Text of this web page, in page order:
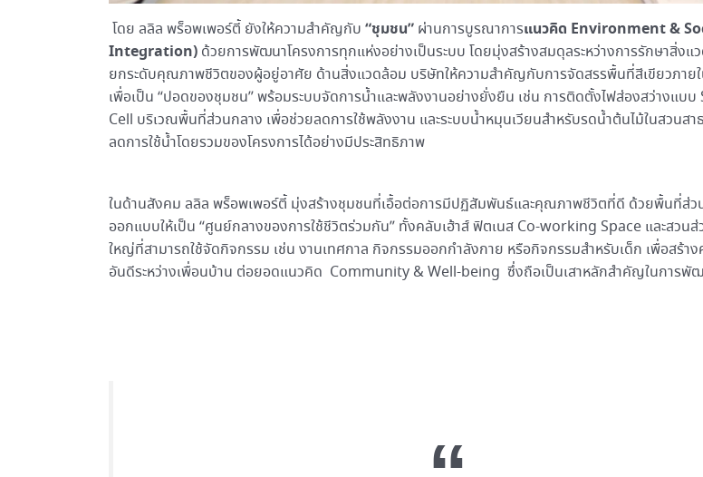
โดย ลลิล พร็อพเพอร์ตี้ ยังให้ความสำคัญกับ “ชุมชน” ผ่านการบูรณาการแนวคิด Environment &
Integration) ด้วยการพัฒนาโครงการทุกแห่งอย่างเป็นระบบ โดยมุ่งสร้างสมดุลระหว่างการรักษาสิ่งแ
ยกระดับคุณภาพชีวิตของผู้อยู่อาศัย ด้านสิ่งแวดล้อม บริษัทให้ความสำคัญกับการจัดสรรพื้นที่สีเขียวภายใ
เพื่อเป็น “ปอดของชุมชน” พร้อมระบบจัดการน้ำและพลังงานอย่างยั่งยืน เช่น การติดตั้งไฟส่องสว่างแบบ
Cell บริเวณพื้นที่ส่วนกลาง เพื่อช่วยลดการใช้พลังงาน และระบบน้ำหมุนเวียนสำหรับรดน้ำต้นไม้ในสวนสา
ลดการใช้น้ำโดยรวมของโครงการได้อย่างมีประสิทธิภาพ
ในด้านสังคม ลลิล พร็อพเพอร์ตี้ มุ่งสร้างชุมชนที่เอื้อต่อการมีปฏิสัมพันธ์และคุณภาพชีวิตที่ดี ด้วยพื้นที่ส่ว
ออกแบบให้เป็น “ศูนย์กลางของการใช้ชีวิตร่วมกัน” ทั้งคลับเฮ้าส์ ฟิตเนส Co-working Space และสวน
ใหญ่ที่สามารถใช้จัดกิจกรรม เช่น งานเทศกาล กิจกรรมออกกำลังกาย หรือกิจกรรมสำหรับเด็ก เพื่อสร้า
อันดีระหว่างเพื่อนบ้าน ต่อยอดแนวคิด Community & Well-being ซึ่งถือเป็นเสาหลักสำคัญในการพัฒ